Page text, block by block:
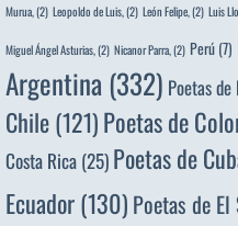
Murua, (2) Leopoldo de Luis, (2) León Felipe, (2) Luis
Miguel Ángel Asturias, (2) Nicanor Parra, (2) Perú (7)
Argentina (332) Poetas
Chile(121)Poetas de
Costa Rica(25)Poetas de
Ecuador(130) Poetas de